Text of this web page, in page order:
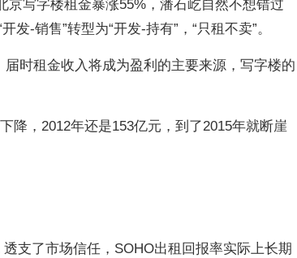
京写字楼租金暴涨55%，潘石屹自然不想错过
发-销售”转型为“开发-持有”，“只租不卖”。
时租金收入将成为盈利的主要来源，写字楼的
降，2012年还是153亿元，到了2015年就断崖
支了市场信任，SOHO出租回报率实际上长期